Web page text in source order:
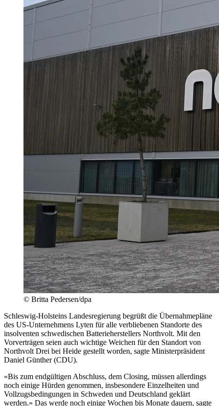
© Britta Pedersen/dpa
Schleswig-Holsteins Landesregierung begrüßt die Übernahmepläne
des US-Unternehmens Lyten für alle verbliebenen Standorte des
insolventen schwedischen Batterieherstellers Northvolt. Mit den
Vorverträgen seien auch wichtige Weichen für den Standort von
Northvolt Drei bei Heide gestellt worden, sagte Ministerpräsident
Daniel Günther (CDU).
«Bis zum endgültigen Abschluss, dem Closing, müssen allerdings
noch einige Hürden genommen, insbesondere Einzelheiten und
Vollzugsbedingungen in Schweden und Deutschland geklärt
werden.» Das werde noch einige Wochen bis Monate dauern, sagte